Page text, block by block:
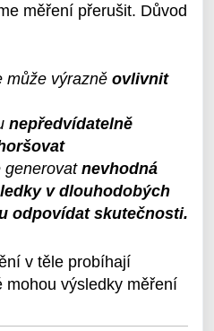
měření přerušit. Důvod
může výrazně ovlivnit
nepředvídatelně
generovat nevhodná
v dlouhodobých
odpovídat skutečnosti.
v těle probíhají
mohou výsledky měření